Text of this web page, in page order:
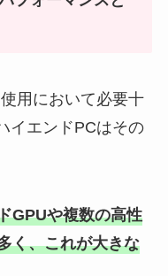
用において必要十
イエンドPCはその
GPUや複数の高性
く、これが大きな